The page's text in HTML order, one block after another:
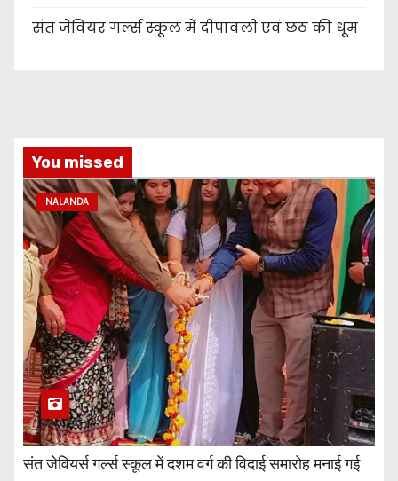
संत जेवियर गर्ल्स स्कूल में दीपावली एवं छठ की धूम
You missed
NALANDA
संत जेवियर्स गर्ल्स स्कूल में दशम वर्ग की विदाई समारोह मनाई गई